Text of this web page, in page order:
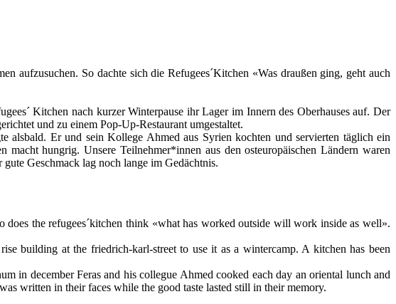
aufzusuchen. So dachte sich die Refugees´Kitchen «Was draußen ging, geht auch
Kitchen nach kurzer Winterpause ihr Lager im Innern des Oberhauses auf. Der
und zu einem Pop-Up-Restaurant umgestaltet.
alsbald. Er und sein Kollege Ahmed aus Syrien kochten und servierten täglich ein
hungrig. Unsere Teilnehmer*innen aus den osteuropäischen Ländern waren
Geschmack lag noch lange im Gedächtnis.
the refugees´kitchen think «what has worked outside will work inside as well».
building at the friedrich-karl-street to use it as a wintercamp. A kitchen has been
in december Feras and his collegue Ahmed cooked each day an oriental lunch and
written in their faces while the good taste lasted still in their memory.